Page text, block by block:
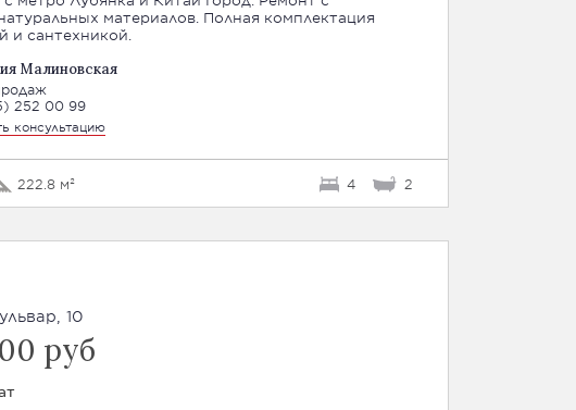
материалов. Полная комплектация
и сантехникой.
Малиновская
252 00 99
консультацию
222.8 м² 4 2
10
руб